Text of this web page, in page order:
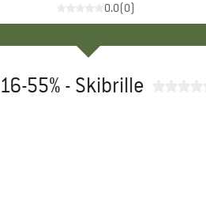
0.0(0)
55% - Skibrille